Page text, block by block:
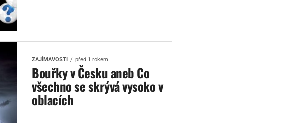
ZAJÍMAVOSTI před 1 rokem
Bouřky v Česku aneb Co
všechno se skrývá vysoko v
oblacích